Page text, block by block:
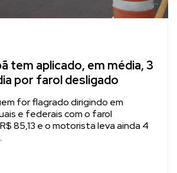
tem aplicado, em média, 3
por farol desligado
for flagrado dirigindo em
e federais com o farol
85,13 e o motorista leva ainda 4